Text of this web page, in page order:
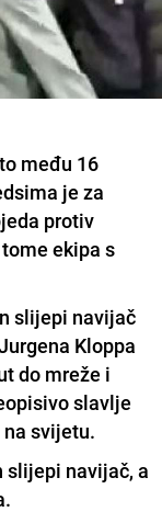
među 16
je za
protiv
ekipa s
slijepi navijač
Kloppa
do mreže i
slavlje
svijetu.
slijepi navijač, a